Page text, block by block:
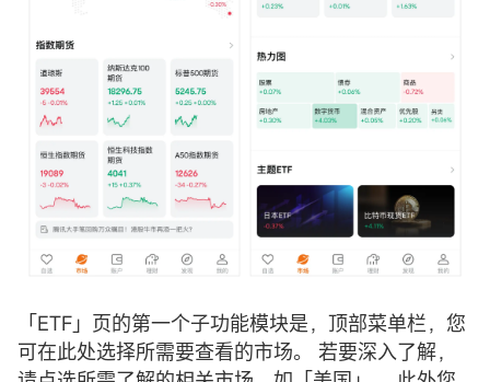
「ETF」页的第一个子功能模块是，顶部菜单栏，您
可在此处选择所需要查看的市场。 若要深入了解，